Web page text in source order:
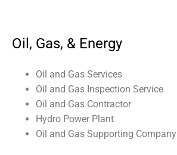
Oil, Gas, & Energy
Oil and Gas Services
Oil and Gas Inspection Service
Oil and Gas Contractor
Hydro Power Plant
Oil and Gas Supporting Company